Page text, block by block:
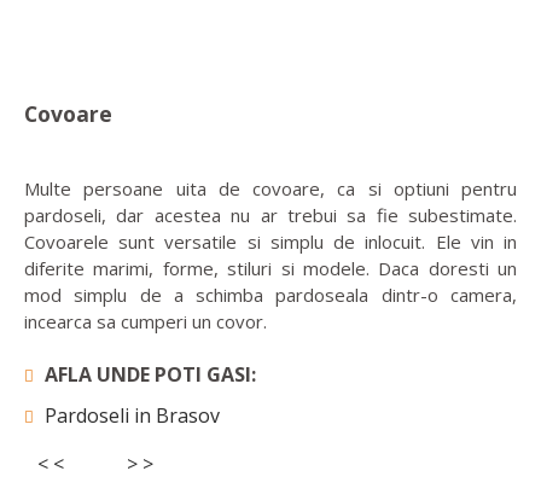
Covoare
Multe persoane uita de covoare, ca si optiuni pentru
pardoseli, dar acestea nu ar trebui sa fie subestimate.
Covoarele sunt versatile si simplu de inlocuit. Ele vin in
diferite marimi, forme, stiluri si modele. Daca doresti un
mod simplu de a schimba pardoseala dintr-o camera,
incearca sa cumperi un covor.
AFLA UNDE POTI GASI:
Pardoseli in Brasov
< <
> >